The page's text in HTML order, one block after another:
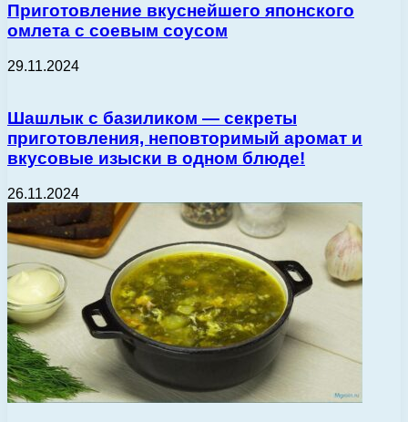
Приготовление вкуснейшего японского
омлета с соевым соусом
29.11.2024
Шашлык с базиликом — секреты
приготовления, неповторимый аромат и
вкусовые изыски в одном блюде!
26.11.2024